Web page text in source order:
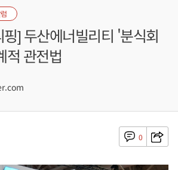
] 두산에너빌리티 '분식회
적 관전법
0